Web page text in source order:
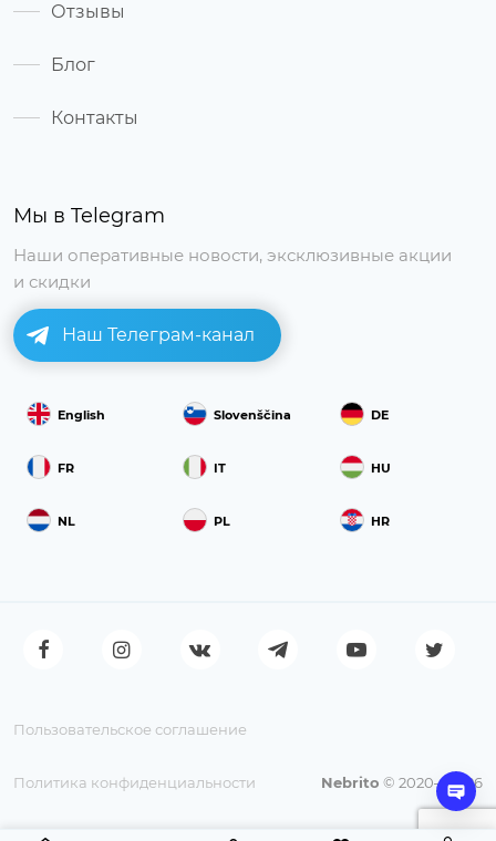
Мы в Telegram
Наши оперативные новости, эксклюзивные акции
и скидки
Наш Телеграм-канал
English Slovenščina DE
FR IT HU
NL PL HR
Отзывы
Блог
Контакты
Пользовательское соглашение
Политика конфиденциальности Nebrito © 2020—2026